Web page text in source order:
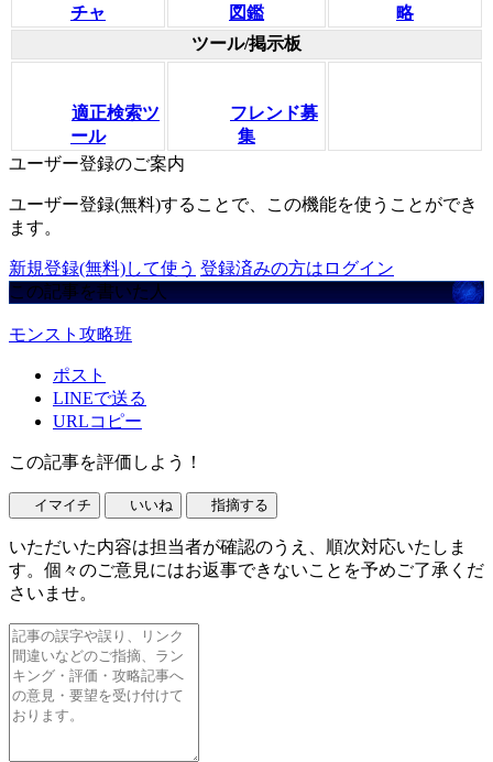
チャ
図鑑
略
ツール/掲示板
適正検索ツ
ール
フレンド募
集
ユーザー登録のご案内
ユーザー登録(無料)することで、この機能を使うことができ
ます。
新規登録(無料)して使う 登録済みの方はログイン
この記事を書いた人
モンスト攻略班
ポスト
LINEで送る
URLコピー
この記事を評価しよう！
イマイチ いいね 指摘する
いただいた内容は担当者が確認のうえ、順次対応いたしま
す。個々のご意見にはお返事できないことを予めご了承くだ
さいませ。